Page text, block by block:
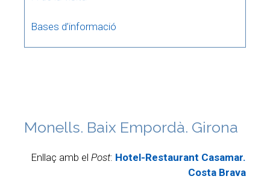
Bases d’informació
Monells. Baix Empordà. Girona
Enllaç amb el Post: Hotel-Restaurant Casamar.
Costa Brava